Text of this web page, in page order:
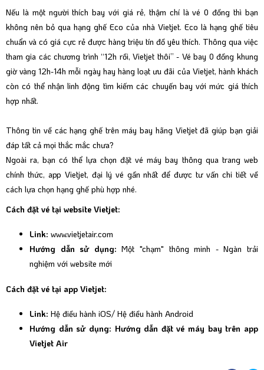
Nếu là một người thích bay với giá rẻ, thậm chí là vé 0 đồng thì bạn
không nên bỏ qua hạng ghế Eco của nhà Vietjet. Eco là hạng ghế tiêu
chuẩn và có giá cực rẻ được hàng triệu tín đồ yêu thích. Thông qua việc
tham gia các chương trình “12h rồi, Vietjet thôi” - Vé bay 0 đồng khung
giờ vàng 12h-14h mỗi ngày hay hàng loạt ưu đãi của Vietjet, hành khách
còn có thể nhận linh động tìm kiếm các chuyến bay với mức giá thích
hợp nhất.
Thông tin về các hạng ghế trên máy bay hãng Vietjet đã giúp bạn giải
đáp tất cả mọi thắc mắc chưa?
Ngoài ra, bạn có thể lựa chọn đặt vé máy bay thông qua trang web
chính thức, app Vietjet, đại lý vé gần nhất để được tư vấn chi tiết về
cách lựa chọn hạng ghế phù hợp nhé.
Cách đặt vé tại website Vietjet:
Link: www.vietjetair.com
Hướng dẫn sử dụng: Một "chạm" thông minh - Ngàn trải
nghiệm với website mới
Cách đặt vé tại app Vietjet:
Link: Hệ điều hành iOS/ Hệ điều hành Android
Hướng dẫn sử dụng: Hướng dẫn đặt vé máy bay trên app
Vietjet Air